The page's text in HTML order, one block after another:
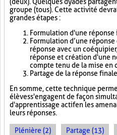
groupe (tous). Cette activité
grandes étapes :
Formulation d'une
Formulation d’une
réponse avec un
réponse et création d'une
compte tenu de la mise en
Partage de la réponse
En somme, cette technique
élèves s'engagent de façon
d'apprentissage actif en les
leurs réponses.
Plénière (2) Partage (13)